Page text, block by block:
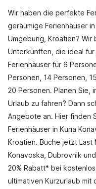
Wir haben die perfekte
geräumige Ferienhäuser
Umgebung, Kroatien? Wir
Unterkünften, die ideal
Ferienhäuser für 6
Personen, 14 Personen,
20 Personen. Planen Sie,
Urlaub zu fahren? Dann
Angebote an. Hier finden
Ferienhäuser in Kuna
Kroatien. Buche jetzt Last
Konavoska, Dubrovnik
20% Rabatt* bei
ultimativen Kurzurlaub mit